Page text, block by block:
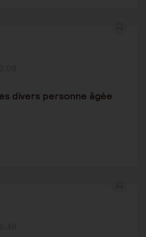
divers personne âgée